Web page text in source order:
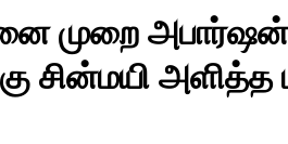
முறை அபார்ஷன்
சின்மயி அளித்த